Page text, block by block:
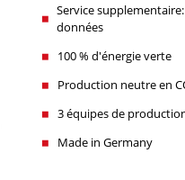
Service
données
100 % d'énergie verte
Production neutre en
3 équipes de
Made in Germany